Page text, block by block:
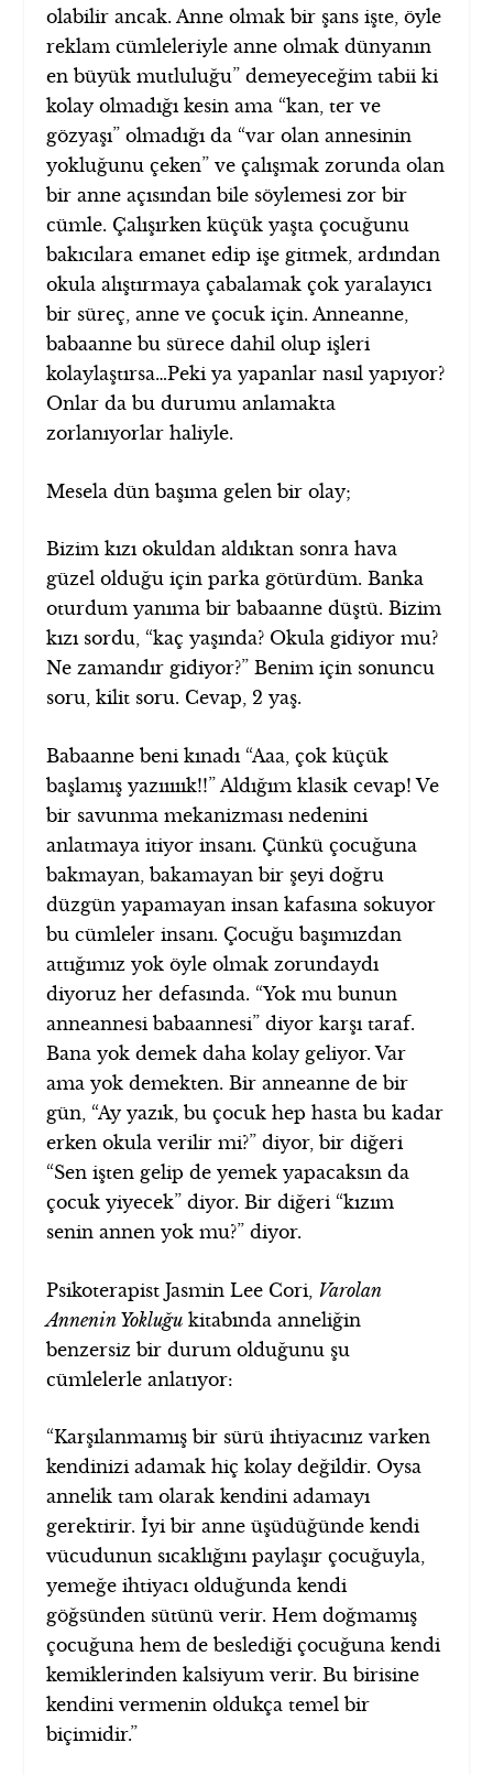
olabilir ancak. Anne olmak bir şans işte, öyle
reklam cümleleriyle anne olmak dünyanın
en büyük mutluluğu” demeyeceğim tabii ki
kolay olmadığı kesin ama “kan, ter ve
gözyaşı” olmadığı da “var olan annesinin
yokluğunu çeken” ve çalışmak zorunda olan
bir anne açısından bile söylemesi zor bir
cümle. Çalışırken küçük yaşta çocuğunu
bakıcılara emanet edip işe gitmek, ardından
okula alıştırmaya çabalamak çok yaralayıcı
bir süreç, anne ve çocuk için. Anneanne,
babaanne bu sürece dahil olup işleri
kolaylaştırsa…Peki ya yapanlar nasıl yapıyor?
Onlar da bu durumu anlamakta
zorlanıyorlar haliyle.
Mesela dün başıma gelen bir olay;
Bizim kızı okuldan aldıktan sonra hava
güzel olduğu için parka götürdüm. Banka
oturdum yanıma bir babaanne düştü. Bizim
kızı sordu, “kaç yaşında? Okula gidiyor mu?
Ne zamandır gidiyor?” Benim için sonuncu
soru, kilit soru. Cevap, 2 yaş.
Babaanne beni kınadı “Aaa, çok küçük
başlamış yazııııık!!” Aldığım klasik cevap! Ve
bir savunma mekanizması nedenini
anlatmaya itiyor insanı. Çünkü çocuğuna
bakmayan, bakamayan bir şeyi doğru
düzgün yapamayan insan kafasına sokuyor
bu cümleler insanı. Çocuğu başımızdan
attığımız yok öyle olmak zorundaydı
diyoruz her defasında. “Yok mu bunun
anneannesi babaannesi” diyor karşı taraf.
Bana yok demek daha kolay geliyor. Var
ama yok demekten. Bir anneanne de bir
gün, “Ay yazık, bu çocuk hep hasta bu kadar
erken okula verilir mi?” diyor, bir diğeri
“Sen işten gelip de yemek yapacaksın da
çocuk yiyecek” diyor. Bir diğeri “kızım
senin annen yok mu?” diyor.
Psikoterapist Jasmin Lee Cori, Varolan
Annenin Yokluğu kitabında anneliğin
benzersiz bir durum olduğunu şu
cümlelerle anlatıyor:
“Karşılanmamış bir sürü ihtiyacınız varken
kendinizi adamak hiç kolay değildir. Oysa
annelik tam olarak kendini adamayı
gerektirir. İyi bir anne üşüdüğünde kendi
vücudunun sıcaklığını paylaşır çocuğuyla,
yemeğe ihtiyacı olduğunda kendi
göğsünden sütünü verir. Hem doğmamış
çocuğuna hem de beslediği çocuğuna kendi
kemiklerinden kalsiyum verir. Bu birisine
kendini vermenin oldukça temel bir
biçimidir.”